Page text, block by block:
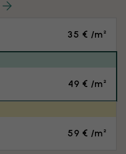
35 € /m²
49 € /m²
59 € /m²